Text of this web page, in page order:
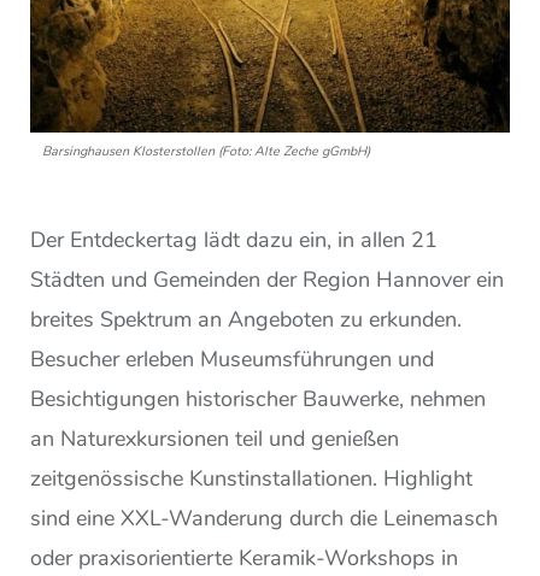
Barsinghausen Klosterstollen (Foto: Alte Zeche gGmbH)
Der Entdeckertag lädt dazu ein, in allen 21
Städten und Gemeinden der Region Hannover ein
breites Spektrum an Angeboten zu erkunden.
Besucher erleben Museumsführungen und
Besichtigungen historischer Bauwerke, nehmen
an Naturexkursionen teil und genießen
zeitgenössische Kunstinstallationen. Highlight
sind eine XXL-Wanderung durch die Leinemasch
oder praxisorientierte Keramik-Workshops in